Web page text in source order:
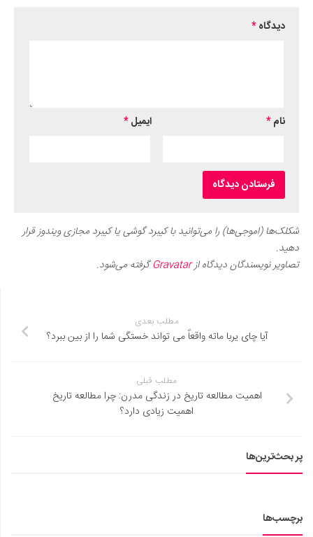
دیدگاه*
نام* ایمیل*
شکلک‌ها (اموجی‌ها) را می‌توانید با کیبرد گوشی یا کیبرد مجازی ویندوز قرار
دهید.
تصاویر نویسندگان دیدگاه ازGravatarگرفته می‌شود.
مطلب بعدی
آیا چای یربا ماته واقعاً می تواند خستگی شما را از بین ببرد؟
مطلب قبلی
اهمیت مطالعه تاریخ در زندگی مدرن: چرا مطالعه تاریخ
اهمیت زیادی دارد؟
پر بحث‌ترین‌ها
برچسب‌ها